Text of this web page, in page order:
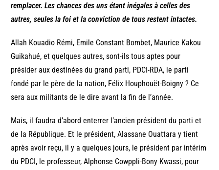
remplacer. Les chances des uns étant inégales à celles des
autres, seules la foi et la conviction de tous restent intactes.
Allah Kouadio Rémi, Emile Constant Bombet, Maurice Kakou
Guikahué, et quelques autres, sont-ils tous aptes pour
présider aux destinées du grand parti, PDCI-RDA, le parti
fondé par le père de la nation, Félix Houphouët-Boigny ? Ce
sera aux militants de le dire avant la fin de l’année.
Mais, il faudra d’abord enterrer l’ancien président du parti et
de la République. Et le président, Alassane Ouattara y tient
après avoir reçu, il y a quelques jours, le président par intérim
du PDCI, le professeur, Alphonse Cowppli-Bony Kwassi, pour